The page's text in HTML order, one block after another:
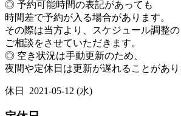
◎ 予約可能時間の表記があっても
時間差で予約が入る場合があります。
その際は当方より、スケジュール調整の
ご相談をさせていただきます。
◎ 空き状況は手動更新のため、
夜間や定休日は更新が遅れることがあり
休日 2021-05-12 (水)